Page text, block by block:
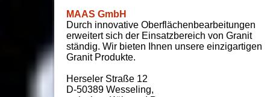
MAAS GmbH
Durch innovative Oberflächenbearbeitungen
erweitert sich der Einsatzbereich von Granit
ständig. Wir bieten Ihnen unsere einzigartigen
Granit Produkte.
Herseler Straße 12
D-50389 Wesseling,